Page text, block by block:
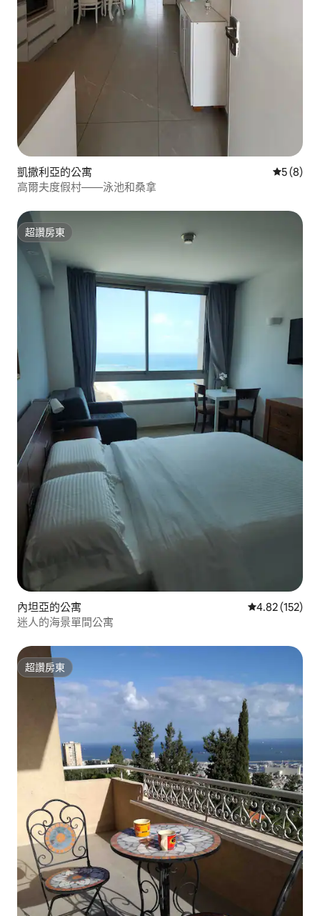
凱撒利亞的公寓 從 8 則評
5 (8)
高爾夫度假村——泳池和桑拿
超讚房東
超讚房東
內坦亞的公寓 從 152 則評價
4.82 (152)
迷人的海景單間公寓
超讚房東
超讚房東